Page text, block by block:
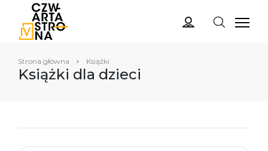
Strona główna Książki
Książki dla dzieci